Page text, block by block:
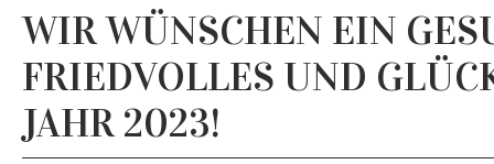
WIR WÜNSCHEN EIN
FRIEDVOLLES UND
JAHR 2023!